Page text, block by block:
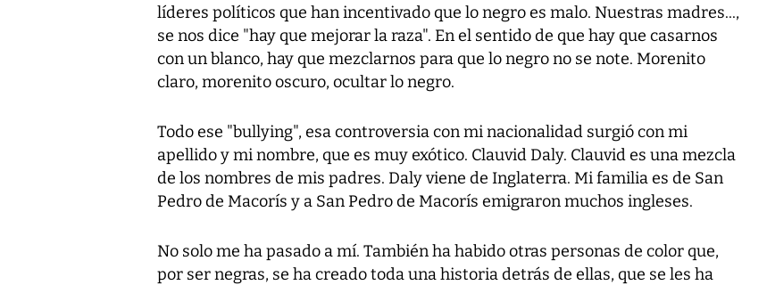
líderes políticos que han incentivado que lo negro es malo. Nuestras madres...,
se nos dice "hay que mejorar la raza". En el sentido de que hay que casarnos
con un blanco, hay que mezclarnos para que lo negro no se note. Morenito
claro, morenito oscuro, ocultar lo negro.
Todo ese "bullying", esa controversia con mi nacionalidad surgió con mi
apellido y mi nombre, que es muy exótico. Clauvid Daly. Clauvid es una mezcla
de los nombres de mis padres. Daly viene de Inglaterra. Mi familia es de San
Pedro de Macorís y a San Pedro de Macorís emigraron muchos ingleses.
No solo me ha pasado a mí. También ha habido otras personas de color que,
por ser negras, se ha creado toda una historia detrás de ellas, que se les ha